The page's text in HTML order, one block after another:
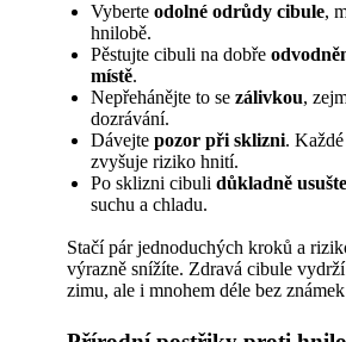
Vyberte odolné odrůdy cibule,
hnilobě.
Pěstujte cibuli na dobře
místě.
Nepřehánějte to se zálivkou,
dozrávání.
Dávejte pozor při sklizni.
zvyšuje riziko hnití.
Po sklizni cibuli důkladně usušte
suchu a chladu.
Stačí pár jednoduchých kroků a
výrazně snížíte. Zdravá cibule
zimu, ale i mnohem déle bez